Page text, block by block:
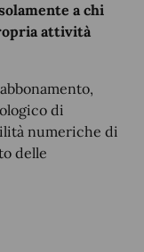
a chi
attività
di
numeriche di
delle